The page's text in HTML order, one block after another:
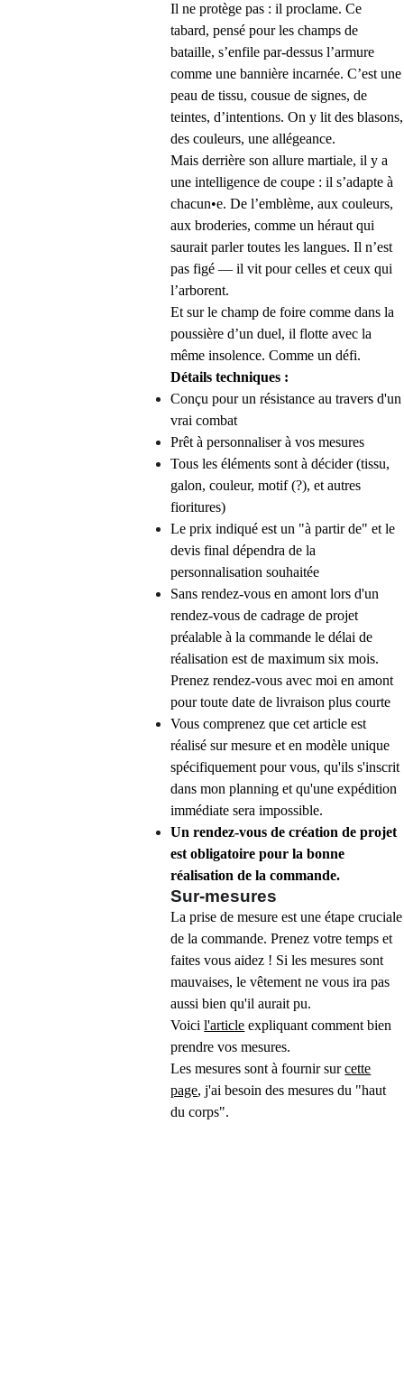
Il ne protège pas : il proclame. Ce
tabard, pensé pour les champs de
bataille, s’enfile par-dessus l’armure
comme une bannière incarnée. C’est une
peau de tissu, cousue de signes, de
teintes, d’intentions. On y lit des blasons,
des couleurs, une allégeance.
Mais derrière son allure martiale, il y a
une intelligence de coupe : il s’adapte à
chacun•e. De l’emblème, aux couleurs,
aux broderies, comme un héraut qui
saurait parler toutes les langues. Il n’est
pas figé — il vit pour celles et ceux qui
l’arborent.
Et sur le champ de foire comme dans la
poussière d’un duel, il flotte avec la
même insolence. Comme un défi.
Détails techniques :
Conçu pour un résistance au travers d'un
vrai combat
Prêt à personnaliser à vos mesures
Tous les éléments sont à décider (tissu,
galon, couleur, motif (?), et autres
fioritures)
Le prix indiqué est un "à partir de" et le
devis final dépendra de la
personnalisation souhaitée
Sans rendez-vous en amont lors d'un
rendez-vous de cadrage de projet
préalable à la commande le délai de
réalisation est de maximum six mois.
Prenez rendez-vous avec moi en amont
pour toute date de livraison plus courte
Vous comprenez que cet article est
réalisé sur mesure et en modèle unique
spécifiquement pour vous, qu'ils s'inscrit
dans mon planning et qu'une expédition
immédiate sera impossible.
Un rendez-vous de création de projet
est obligatoire pour la bonne
réalisation de la commande.
Sur-mesures
La prise de mesure est une étape cruciale
de la commande. Prenez votre temps et
faites vous aidez ! Si les mesures sont
mauvaises, le vêtement ne vous ira pas
aussi bien qu'il aurait pu.
Voicil'article expliquant comment bien
prendre vos mesures.
Les mesures sont à fournir surcette
page, j'ai besoin des mesures du "haut
du corps".